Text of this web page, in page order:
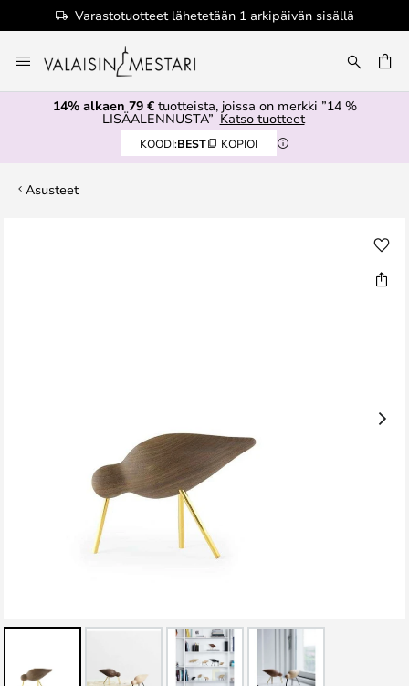
Varastotuotteet lähetetään 1 arkipäivän sisällä
to
Content
14% alkaen 79 €tuotteista, joissa on merkki ”14 %
LISÄALENNUSTA” Katso tuotteet
KOODI:BEST KOPIOI
Asusteet